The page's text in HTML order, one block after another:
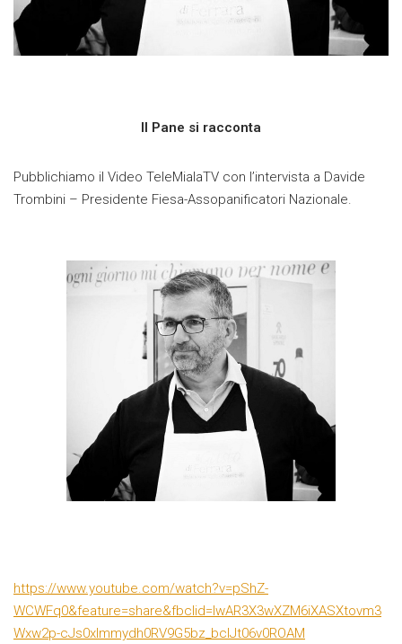
Il Pane si racconta
Pubblichiamo il Video TeleMialaTV con l’intervista a Davide
Trombini – Presidente Fiesa-Assopanificatori Nazionale.
https://www.youtube.com/watch?v=pShZ-
WCWFq0&feature=share&fbclid=IwAR3X3wXZM6iXASXtovm3
Wxw2p-cJs0xlmmydh0RV9G5bz_bcIJt06v0ROAM